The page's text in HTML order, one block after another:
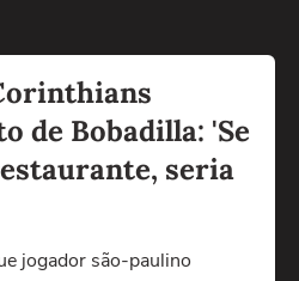
de Bobadilla: 'Se
seria
jogador são-paulino